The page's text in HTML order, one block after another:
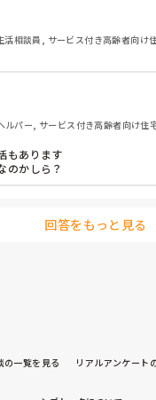
と高齢者住宅の時間は、
いわれてますが、改善は
く！これは、いかんで
張って、職員にも助けら
のばか息子が、サービ
だけで、本来の介護を、
、暴れております。私は
ますので、どこができて
、何もかも、書類！つま
。こんなのは、やはり、
は、あるのでしょうか？
活相談員, サービス付き高齢者向け
ルパー, サービス付き高齢者向け住
もあります
のかしら？
回答をもっと見る
の一覧を見る リアルアンケート